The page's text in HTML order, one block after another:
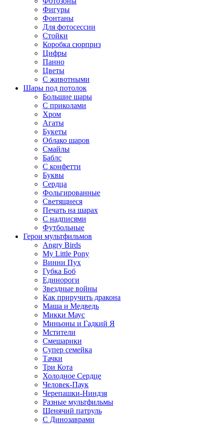
Фигуры
Фонтаны
Для фотосессии
Стойки
Коробка сюрприз
Цифры
Панно
Цветы
С животными
Шары под потолок
Большие шары
С приколами
Хром
Агаты
Букеты
Облако шаров
Смайлы
Баблс
С конфетти
Буквы
Сердца
Фольгированные
Светящиеся
Печать на шарах
С надписями
Футбольные
Герои мультфильмов
Angry Birds
My Little Pony
Винни Пух
Губка Боб
Единороги
Звездные войны
Как приручить дракона
Маша и Медведь
Микки Маус
Миньоны и Гадкий Я
Мстители
Смешарики
Супер семейка
Тачки
Три Кота
Холодное Сердце
Человек-Паук
Черепашки-Ниндзя
Разные мультфильмы
Щенячий патруль
C Динозаврами